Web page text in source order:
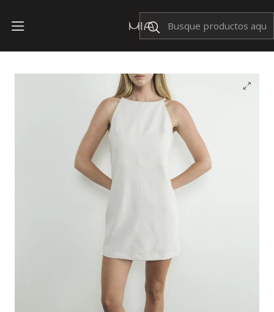
Envíos Nacionales $199
Vestido Mabel